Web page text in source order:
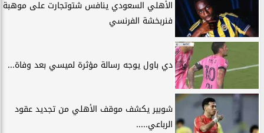
الأهلي السعودي ينافس شتوتجارت على موهبة
فنربخشة الفرنسي
دي باول يوجه رسالة مؤثرة لميسي بعد وفاة...
شوبير يكشف موقف الأهلي من تجديد عقود
الرباعي.....